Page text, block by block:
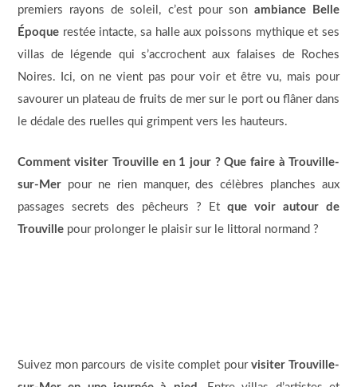
premiers rayons de soleil, c’est pour son ambiance Belle
Époquerestée intacte, sa halle aux poissons mythique et ses
villas de légende qui s’accrochent aux falaises de Roches
Noires. Ici, on ne vient pas pour voir et être vu, mais pour
savourer un plateau de fruits de mer sur le port ou flâner dans
le dédale des ruelles qui grimpent vers les hauteurs.
Comment visiter Trouville en 1 jour ? Que faire à Trouville-
sur-Merpour ne rien manquer, des célèbres planches aux
passages secrets des pêcheurs ? Etque voir autour de
Trouvillepour prolonger le plaisir sur le littoral normand ?
Suivez mon parcours de visite complet pour visiter Trouville-